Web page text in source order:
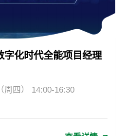
字化时代全能项目经理
周四） 14:00-16:30